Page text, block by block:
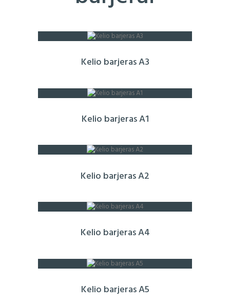
Kelio barjeras A3
Kelio barjeras A1
Kelio barjeras A2
Kelio barjeras A4
Kelio barjeras A5